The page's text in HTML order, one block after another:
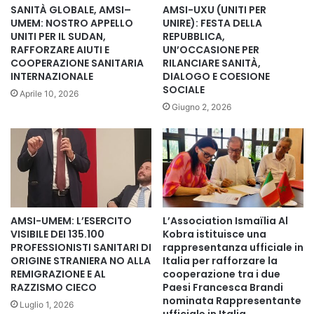
Confimprese e altre realtà del settore.
La presidente UAP Mariastella Giorlandino ha sottolineato
nel suo accorato e atteso intervento che l’iniziativa non
rappresentava una manifestazione di categoria ma una
mobilitazione per la difesa del Servizio sanitario nazionale.
«Quella di oggi non è una manifestazione di categoria. È
una manifestazione per difendere il Servizio sanitario
nazionale. Parliamo di uno dei pilastri della nostra
democrazia, nato dall’articolo 32 della Costituzione, che
afferma un principio semplice ma straordinario: la salute è
un diritto fondamentale dell’individuo e un interesse della
collettività».
Alla manifestazione hanno partecipato anche il giornalista
e conduttore televisivo Alessandro Cecchi Paone,
SANITÀ GLOBALE, AMSI–
UMEM: NOSTRO APPELLO
UNITI PER IL SUDAN,
RAFFORZARE AIUTI E
COOPERAZIONE SANITARIA
INTERNAZIONALE
Aprile 10, 2026
AMSI-UXU (UNITI PER
UNIRE): FESTA DELLA
REPUBBLICA,
UN’OCCASIONE PER
RILANCIARE SANITÀ,
DIALOGO E COESIONE
SOCIALE
Giugno 2, 2026
AMSI-UMEM: L’ESERCITO
VISIBILE DEI 135.100
PROFESSIONISTI SANITARI DI
ORIGINE STRANIERA NO ALLA
REMIGRAZIONE E AL
RAZZISMO CIECO
Luglio 1, 2026
L’Association Ismaïlia Al
Kobra istituisce una
rappresentanza ufficiale in
Italia per rafforzare la
cooperazione tra i due
Paesi Francesca Brandi
nominata Rappresentante